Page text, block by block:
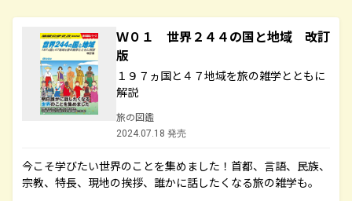
Ｗ０１ 世界２４４の国と地域 改訂
版
１９７ヵ国と４７地域を旅の雑学とともに
解説
旅の図鑑
2024.07.18 発売
今こそ学びたい世界のことを集めました！首都、言語、民族、
宗教、特長、現地の挨拶、誰かに話したくなる旅の雑学も。